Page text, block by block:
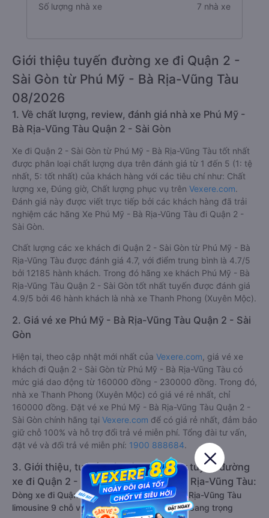
Số lượng nhà xe 7 nhà xe
Giới thiệu tuyến đường xe đi Quận 2 -
Sài Gòn từ Phú Mỹ - Bà Rịa-Vũng Tàu
08/2026
1. Về chất lượng, review, đánh giá nhà xe Phú Mỹ -
Bà Rịa-Vũng Tàu Quận 2 - Sài Gòn
Xe đi Quận 2 - Sài Gòn từ Phú Mỹ - Bà Rịa-Vũng Tàu tốt nhất
được phân loại chất lượng dựa trên đánh giá từ 1 đến 5 (1: tệ
nhất, 5: tốt nhất) của khách hàng với các tiêu chí như: Chất
lượng xe, Đúng giờ, Chất lượng phục vụ trên Vexere.com.
Đánh giá này được viết trực tiếp bởi các khách hàng đã trải
nghiệm các hãng Xe Phú Mỹ - Bà Rịa-Vũng Tàu đi Quận 2 -
Sài Gòn.
Chất lượng các xe khách đi Quận 2 - Sài Gòn từ Phú Mỹ - Bà
Rịa-Vũng Tàu được đánh giá 4.7, với điểm trung bình là 4.7/5
bởi 12185 hành khách. Trong đó hãng xe khách Phú Mỹ - Bà
Rịa-Vũng Tàu Quận 2 - Sài Gòn tốt nhất tuyến được đánh giá
4.9/5 bởi 46 hành khách là nhà xe Thanh Phong (Xuyên Mộc).
2. Giá vé xe Phú Mỹ - Bà Rịa-Vũng Tàu Quận 2 - Sài
Gòn
Hiện tại, theo cập nhật mới nhất của Vexere.com , giá vé xe
khách đi Quận 2 - Sài Gòn từ Phú Mỹ - Bà Rịa-Vũng Tàu có
mức giá dao động từ 160000 đồng - 230000 đồng. Trong đó,
nhà xe Thanh Phong (Xuyên Mộc) có giá vé rẻ nhất, chỉ
160000 đồng. Đặt vé xe Phú Mỹ - Bà Rịa-Vũng Tàu Quận 2 -
Sài Gòn chính hãng tại Vexere.com để có giá rẻ nhất, đảm bảo
giữ chỗ 100% và hỗ trợ đổi trả vé miễn phí. Tổng đài tư vấn,
đặt vé và đổi trả vé miễn phí: 1900 888684.
3. Giới thiệu, tư vấn các dòng xe chạy tuyến đường
xe đi Quận 2 - Sài Gòn từ Phú Mỹ - Bà Rịa-Vũng Tàu:
Dòng xe đi Quận 2 - Sài Gòn từ Phú Mỹ - Bà Rịa-Vũng Tàu
limousine 9 chỗ vip, chất lượng cao: Tiện lợi, sang trọng